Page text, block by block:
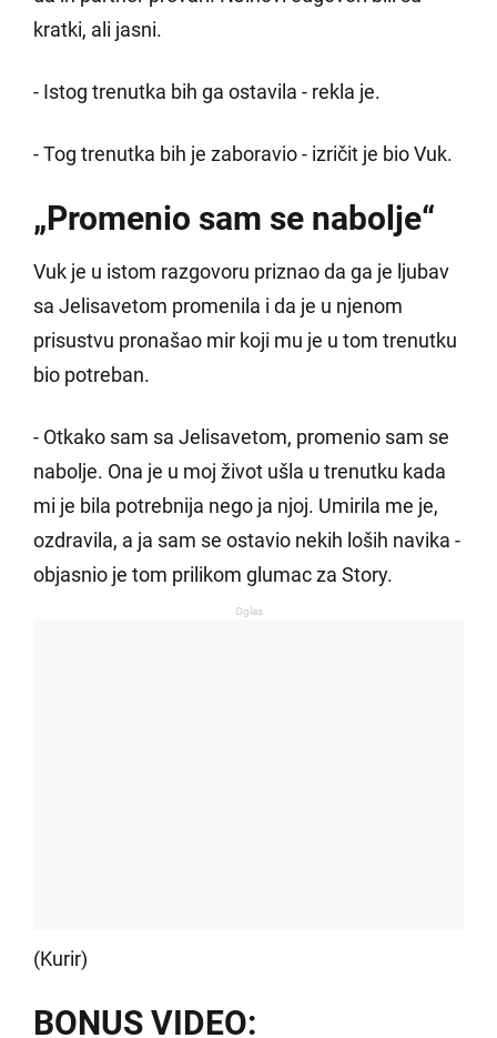
kratki, ali jasni.
- Istog trenutka bih ga ostavila - rekla je.
- Tog trenutka bih je zaboravio - izričit je bio Vuk.
„Promenio sam se nabolje“
Vuk je u istom razgovoru priznao da ga je ljubav
sa Jelisavetom promenila i da je u njenom
prisustvu pronašao mir koji mu je u tom trenutku
bio potreban.
- Otkako sam sa Jelisavetom, promenio sam se
nabolje. Ona je u moj život ušla u trenutku kada
mi je bila potrebnija nego ja njoj. Umirila me je,
ozdravila, a ja sam se ostavio nekih loših navika -
objasnio je tom prilikom glumac za Story.
Oglas
(Kurir)
BONUS VIDEO: